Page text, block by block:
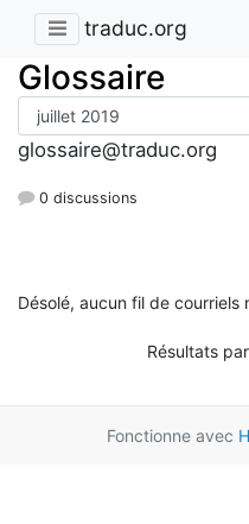
traduc.org
Glossaire
glossaire@traduc.org
0 discussions
Désolé, aucun fil de
Résultats
Fonctionne avec